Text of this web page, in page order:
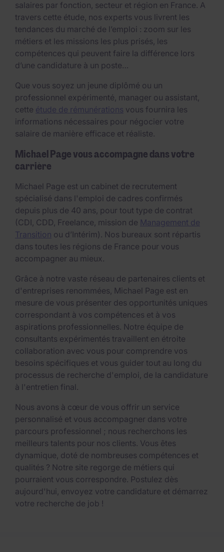
salaires par fonction, secteur et région en France. A
travers cette étude, nos experts vous livrent les
tendances du marché de l’emploi : zoom sur les
métiers et les missions les plus prisés, les
compétences qui peuvent faire la différence lors
d’une candidature à un poste…
Que vous soyez un jeune diplômé ou un
professionnel expérimenté, manager ou assistant,
cette étude de rémunérations vous fournira les
informations nécessaires pour négocier votre
salaire de manière efficace et réaliste.
Michael Page vous accompagne dans votre
carrière
Michael Page est un cabinet de recrutement
spécialisé dans l'emploi de cadres confirmés
depuis plus de 40 ans, pour tout type de contrat
(CDI, CDD, Freelance, mission de Management de
Transition ou d’Intérim). Nos bureaux sont répartis
dans toutes les régions de France pour vous
accompagner au mieux.
Grâce à notre vaste réseau de partenaires clients et
d'entreprises renommées, Michael Page est en
mesure de vous présenter des opportunités uniques
correspondant à vos compétences et à vos
aspirations professionnelles. Notre équipe de
consultants expérimentés travaillent en étroite
collaboration avec vous pour comprendre vos
besoins spécifiques et vous guider tout au long du
processus de recherche d'emploi, de la candidature
à l'entretien final.
Nous avons à cœur de vous offrir un service
personnalisé et vous accompagner dans votre
parcours professionnel ; nous recherchons les
meilleurs talents pour nos clients. Vous êtes
dynamique, doté de nombreuses compétences et
qualités ? Notre site regorge de métiers qui
pourraient vous correspondre. Postulez dès
aujourd'hui, envoyez votre candidature et démarrez
votre recherche de job !